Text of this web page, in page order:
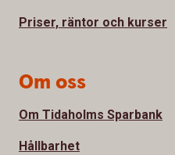
Priser, räntor och kurser
Om oss
Om Tidaholms Sparbank
Hållbarhet